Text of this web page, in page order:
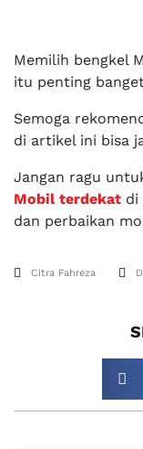
Memilih bengkel
itu penting
Semoga
di artikel ini bisa
Jangan ragu
Mobil terdekat di
dan perbaikan
Citra Fahreza